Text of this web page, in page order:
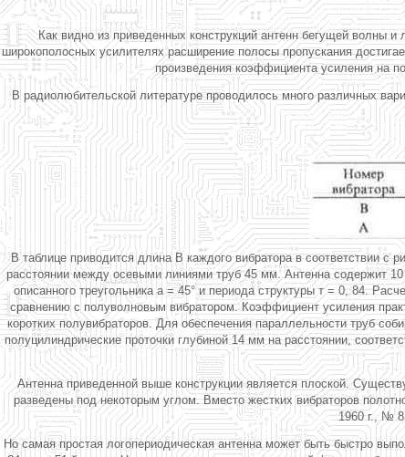
Как видно из приведенных конструкций антенн бегущей волны
широкополосных усилителях расширение полосы пропускания
произведения коэффициента усиления на
В радиолюбительской литературе проводилось много различных
В таблице приводится длина В каждого вибратора в соответствии
расстоянии между осевыми линиями труб 45 мм. Антенна содержит
описанного треугольника а = 45° и периода структуры т = 0, 84.
сравнению с полуволновым вибратором. Коэффициент усиления
коротких полувибраторов. Для обеспечения параллельности труб
полуцилиндрические проточки глубиной 14 мм на расстоянии,
Антенна приведенной выше конструкции является плоской.
разведены под некоторым углом. Вместо жестких вибраторов
1960 г., №
Но самая простая логопериодическая антенна может быть быстро